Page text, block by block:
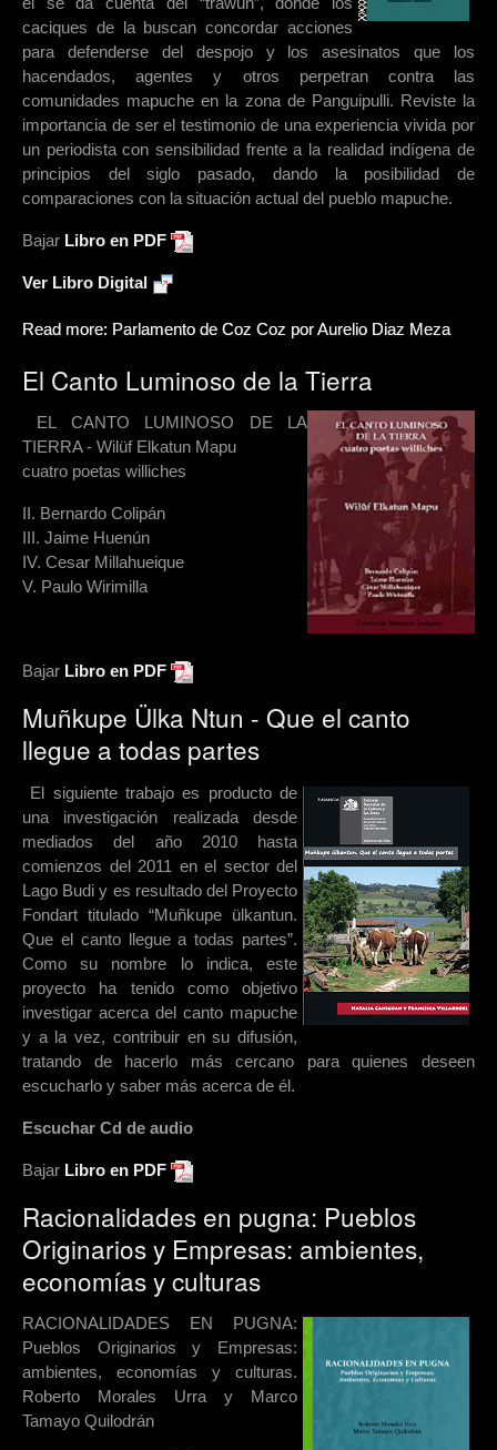
caciques de la buscan concordar acciones
para defenderse del despojo y los asesinatos que los
hacendados, agentes y otros perpetran contra las
comunidades mapuche en la zona de Panguipulli. Reviste la
importancia de ser el testimonio de una experiencia vivida por
un periodista con sensibilidad frente a la realidad indígena de
principios del siglo pasado, dando la posibilidad de
comparaciones con la situación actual del pueblo mapuche.
Bajar Libro en PDF
Ver Libro Digital
Read more: Parlamento de Coz Coz por Aurelio Diaz Meza
El Canto Luminoso de la Tierra
EL CANTO LUMINOSO DE LA
TIERRA - Wilüf Elkatun Mapu
cuatro poetas williches
II. Bernardo Colipán
III. Jaime Huenún
IV. Cesar Millahueique
V. Paulo Wirimilla
Bajar Libro en PDF
Muñkupe Ülka Ntun - Que el canto
llegue a todas partes
El siguiente trabajo es producto de
una investigación realizada desde
mediados del año 2010 hasta
comienzos del 2011 en el sector del
Lago Budi y es resultado del Proyecto
Fondart titulado “Muñkupe ülkantun.
Que el canto llegue a todas partes”.
Como su nombre lo indica, este
proyecto ha tenido como objetivo
investigar acerca del canto mapuche
y a la vez, contribuir en su difusión,
tratando de hacerlo más cercano para quienes deseen
escucharlo y saber más acerca de él.
Escuchar Cd de audio
Bajar Libro en PDF
Racionalidades en pugna: Pueblos
Originarios y Empresas: ambientes,
economías y culturas
RACIONALIDADES EN PUGNA:
Pueblos Originarios y Empresas:
ambientes, economías y culturas.
Roberto Morales Urra y Marco
Tamayo Quilodrán